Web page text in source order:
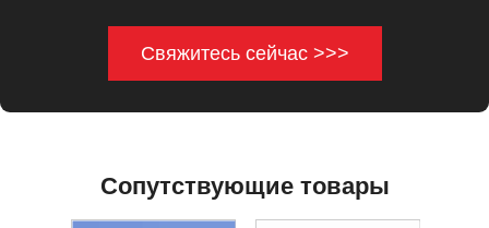
Свяжитесь сейчас >>>
Сопутствующие товары